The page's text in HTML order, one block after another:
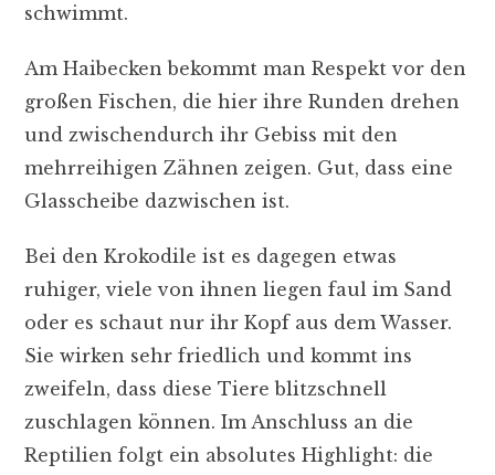
schwimmt.
Am Haibecken bekommt man Respekt vor den
großen Fischen, die hier ihre Runden drehen
und zwischendurch ihr Gebiss mit den
mehrreihigen Zähnen zeigen. Gut, dass eine
Glasscheibe dazwischen ist.
Bei den Krokodile ist es dagegen etwas
ruhiger, viele von ihnen liegen faul im Sand
oder es schaut nur ihr Kopf aus dem Wasser.
Sie wirken sehr friedlich und kommt ins
zweifeln, dass diese Tiere blitzschnell
zuschlagen können. Im Anschluss an die
Reptilien folgt ein absolutes Highlight: die